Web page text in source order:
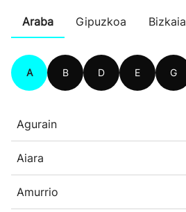
Araba Gipuzkoa Bizkaia
A B D E G
Agurain
Aiara
Amurrio